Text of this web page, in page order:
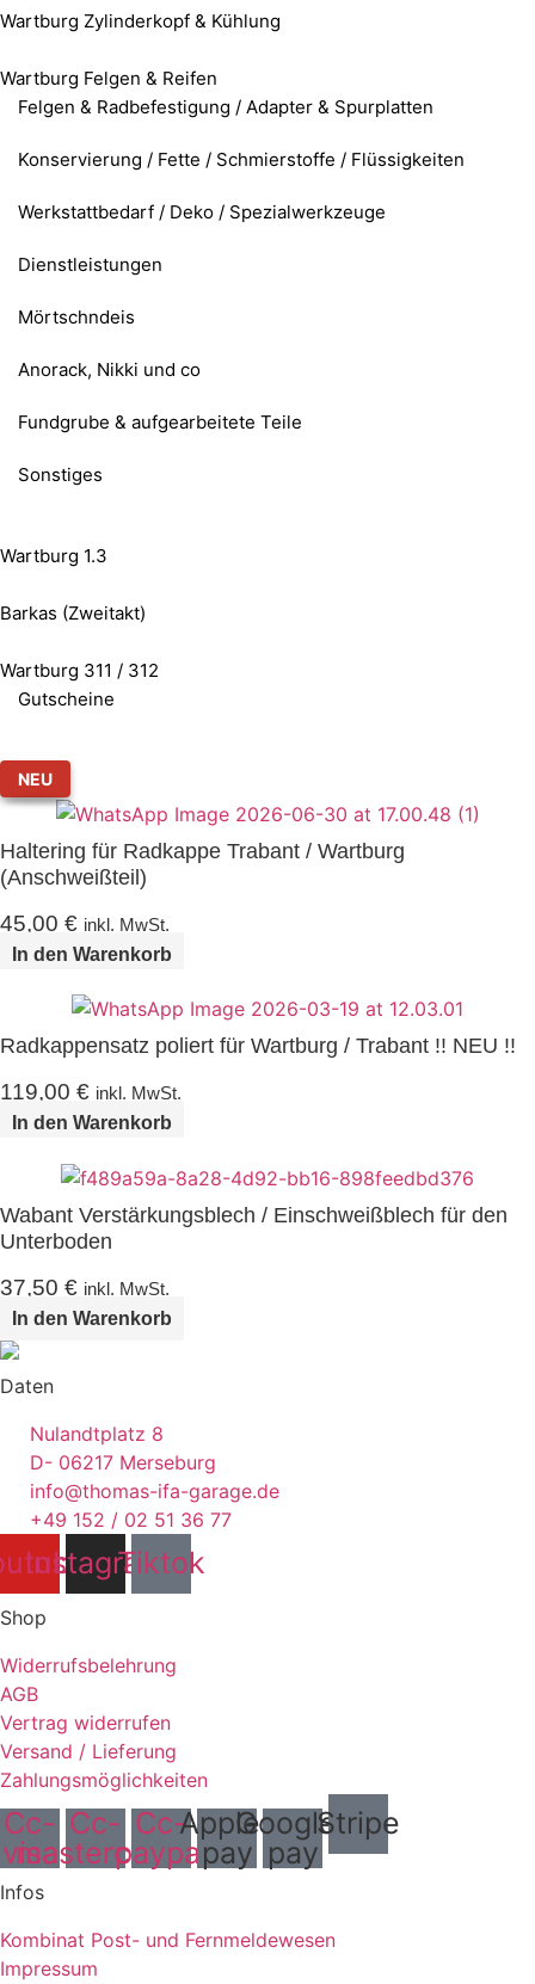
Wartburg Zylinderkopf & Kühlung
Wartburg Felgen & Reifen
Felgen & Radbefestigung / Adapter & Spurplatten
Konservierung / Fette / Schmierstoffe / Flüssigkeiten
Werkstattbedarf / Deko / Spezialwerkzeuge
Dienstleistungen
Mörtschndeis
Anorack, Nikki und co
Fundgrube & aufgearbeitete Teile
Sonstiges
Wartburg 1.3
Barkas (Zweitakt)
Wartburg 311 / 312
Gutscheine
NEU
Haltering für Radkappe Trabant / Wartburg
(Anschweißteil)
45,00 € inkl. MwSt.
In den Warenkorb
Radkappensatz poliert für Wartburg / Trabant !! NEU !!
119,00 € inkl. MwSt.
In den Warenkorb
Wabant Verstärkungsblech / Einschweißblech für den
Unterboden
37,50 € inkl. MwSt.
In den Warenkorb
Daten
Nulandtplatz 8
D- 06217 Merseburg
info@thomas-ifa-garage.de
+49 152 / 02 51 36 77
Instagram
Tiktok
Shop
Widerrufsbelehrung
AGB
Vertrag widerrufen
Versand / Lieferung
Zahlungsmöglichkeiten
Cc-
visa
Cc-
mastercard
Cc-
paypal
Apple-
pay
Google-
pay
Stripe
Infos
Kombinat Post- und Fernmeldewesen
Impressum